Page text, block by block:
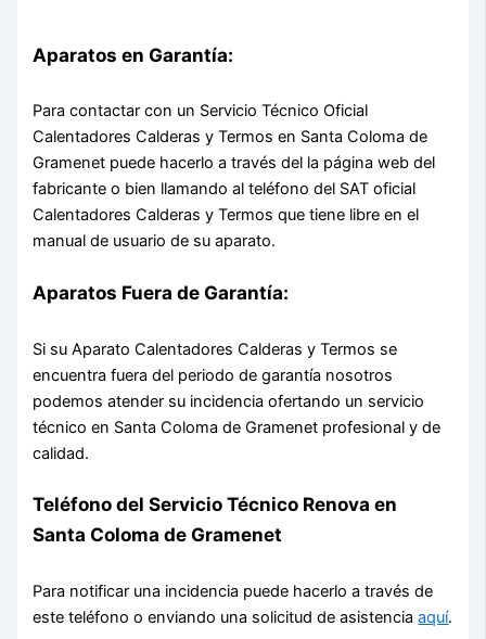
Aparatos en Garantía:
Para contactar con un Servicio Técnico Oficial
Calentadores Calderas y Termos en Santa Coloma de
Gramenet puede hacerlo a través del la página web del
fabricante o bien llamando al teléfono del SAT oficial
Calentadores Calderas y Termos que tiene libre en el
manual de usuario de su aparato.
Aparatos Fuera de Garantía:
Si su Aparato Calentadores Calderas y Termos se
encuentra fuera del periodo de garantía nosotros
podemos atender su incidencia ofertando un servicio
técnico en Santa Coloma de Gramenet profesional y de
calidad.
Teléfono del Servicio Técnico Renova en
Santa Coloma de Gramenet
Para notificar una incidencia puede hacerlo a través de
este teléfono o enviando una solicitud de asistenciaaquí.